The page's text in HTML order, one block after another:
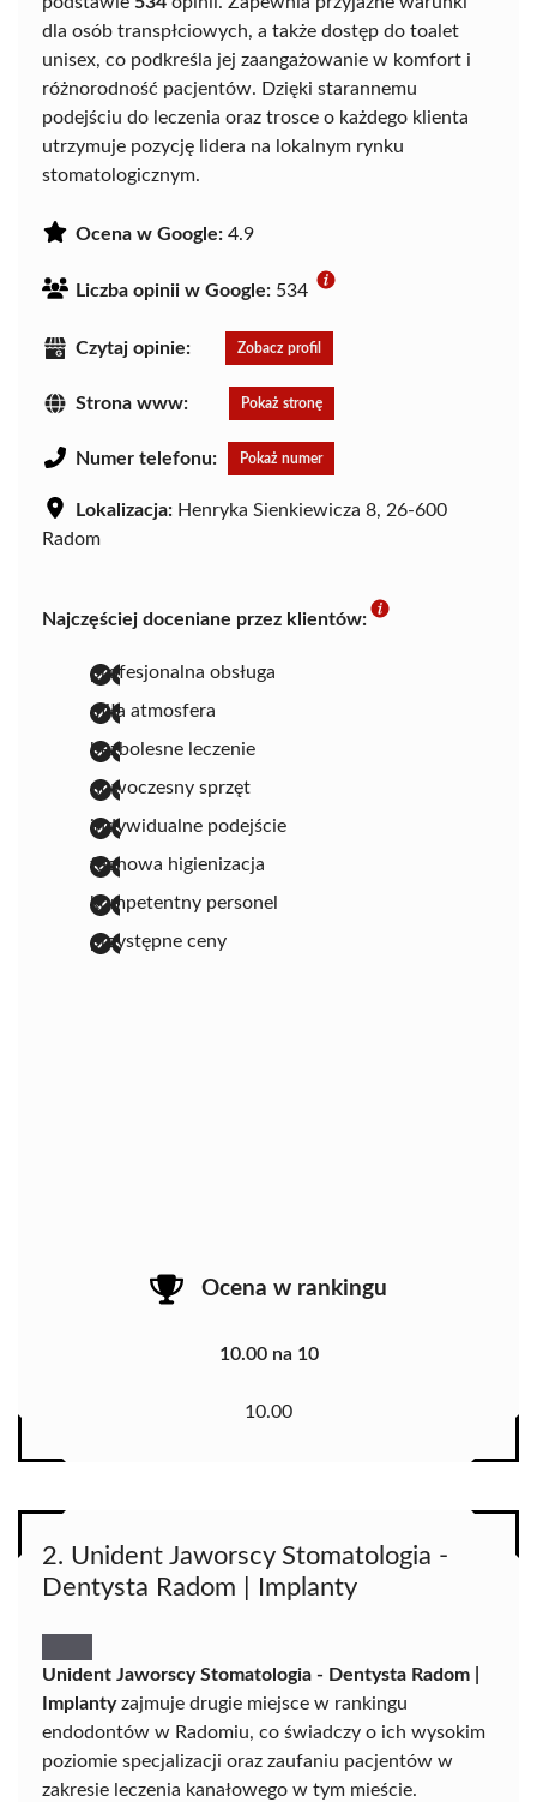
dla osób transpłciowych, a także dostęp do toalet
unisex, co podkreśla jej zaangażowanie w komfort i
różnorodność pacjentów. Dzięki starannemu
podejściu do leczenia oraz trosce o każdego klienta
utrzymuje pozycję lidera na lokalnym rynku
stomatologicznym.
Ocena w Google: 4.9
Liczba opinii w Google: 534
Czytaj opinie: Zobacz profil
Strona www: Pokaż stronę
Numer telefonu: Pokaż numer
Lokalizacja: Henryka Sienkiewicza 8, 26-600
Radom
Najczęściej doceniane przez klientów:
profesjonalna obsługa
miła atmosfera
bezbolesne leczenie
nowoczesny sprzęt
indywidualne podejście
fachowa higienizacja
kompetentny personel
przystępne ceny
Ocena w rankingu
10.00 na 10
10.00
2. Unident Jaworscy Stomatologia -
Dentysta Radom | Implanty
Unident Jaworscy Stomatologia - Dentysta Radom |
Implantyzajmuje drugie miejsce w rankingu
endodontów w Radomiu, co świadczy o ich wysokim
poziomie specjalizacji oraz zaufaniu pacjentów w
zakresie leczenia kanałowego w tym mieście.